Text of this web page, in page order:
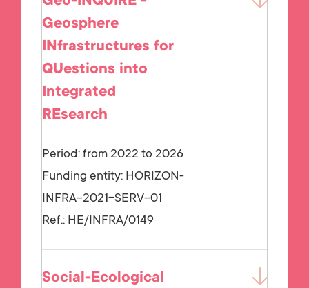
Geosphere
INfrastructures for
QUestions into
Integrated
REsearch
Period: from 2022 to 2026
Funding entity: HORIZON-
INFRA-2021-SERV-01
Ref.: HE/INFRA/0149
Social-Ecological